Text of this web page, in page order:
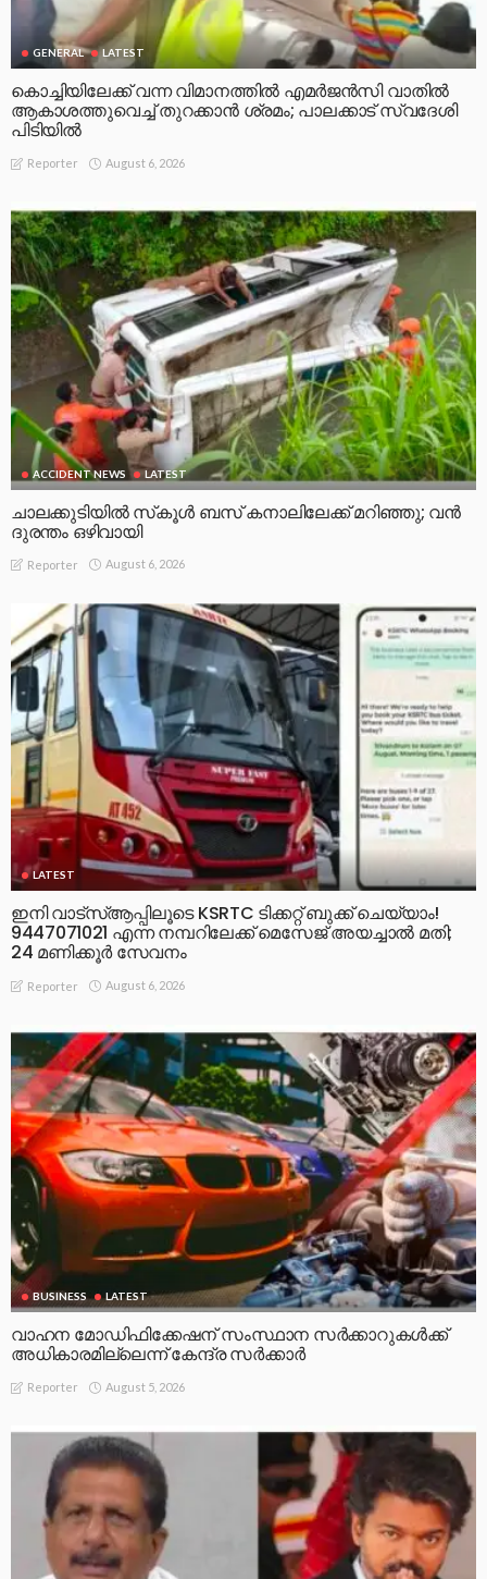
GENERAL LATEST
കൊച്ചിയിലേക്ക് വന്ന വിമാനത്തിൽ എമർജൻസി വാതിൽ
ആകാശത്തുവെച്ച് തുറക്കാൻ ശ്രമം; പാലക്കാട് സ്വദേശി
പിടിയിൽ
Reporter August 6, 2026
ACCIDENT NEWS LATEST
ചാലക്കുടിയിൽ സ്‌കൂൾ ബസ് കനാലിലേക്ക് മറിഞ്ഞു; വൻ
ദുരന്തം ഒഴിവായി
Reporter August 6, 2026
LATEST
ഇനി വാട്‌സ്ആപ്പിലൂടെ KSRTC ടിക്കറ്റ് ബുക്ക് ചെയ്യാം!
9447071021 എന്ന നമ്പറിലേക്ക് മെസേജ് അയച്ചാൽ മതി;
24 മണിക്കൂർ സേവനം
Reporter August 6, 2026
BUSINESS LATEST
വാഹന മോഡിഫിക്കേഷന് സംസ്ഥാന സർക്കാറുകൾക്ക്
അധികാരമില്ലെന്ന് കേന്ദ്ര സർക്കാർ
Reporter August 5, 2026